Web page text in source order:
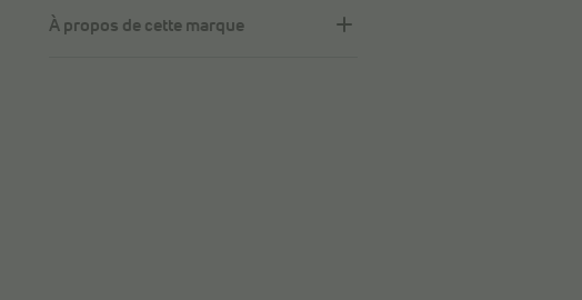
À propos de cette marque